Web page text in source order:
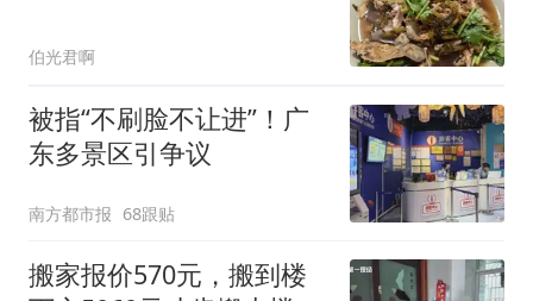
伯光君啊
被指“不刷脸不让进”！广
东多景区引争议
南方都市报 68跟贴
搬家报价570元，搬到楼